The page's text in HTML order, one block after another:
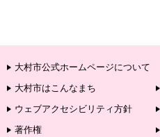
大村市公式ホームページについて
大村市はこんなまち
ウェブアクセシビリティ方針
著作権